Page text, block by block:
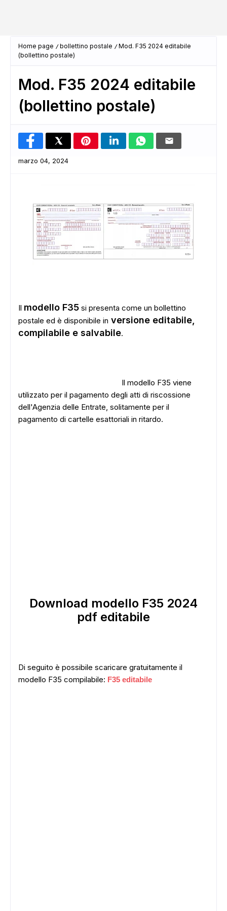
Home page bollettino postale
Mod. F35 2024 editabile
(bollettino postale)
Mod. F35 2024 editabile
(bollettino postale)
marzo 04, 2024
Il modello F35 si presenta come un bollettino
postale ed è disponibile in versione editabile,
compilabile e salvabile.
Il modello F35 viene
utilizzato per il pagamento degli atti di riscossione
dell'Agenzia delle Entrate, solitamente per il
pagamento di cartelle esattoriali in ritardo.
Download modello F35 2024
pdf editabile
Di seguito è possibile scaricare gratuitamente il
modello F35 compilabile: F35 editabile